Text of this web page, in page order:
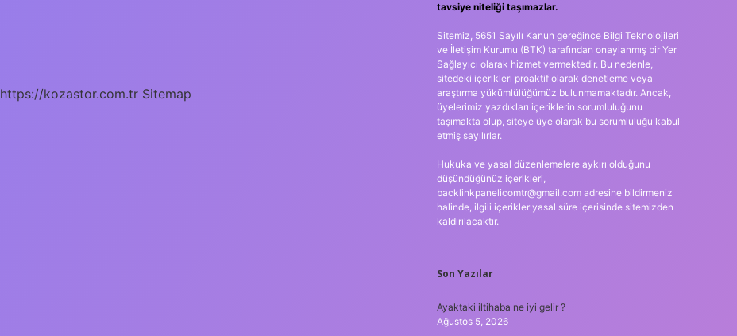
https://kozastor.com.tr Sitemap
tavsiye niteliği taşımazlar.
Sitemiz, 5651 Sayılı Kanun gereğince Bilgi Teknolojileri
ve İletişim Kurumu (BTK) tarafından onaylanmış bir Yer
Sağlayıcı olarak hizmet vermektedir. Bu nedenle,
sitedeki içerikleri proaktif olarak denetleme veya
araştırma yükümlülüğümüz bulunmamaktadır. Ancak,
üyelerimiz yazdıkları içeriklerin sorumluluğunu
taşımakta olup, siteye üye olarak bu sorumluluğu kabul
etmiş sayılırlar.
Hukuka ve yasal düzenlemelere aykırı olduğunu
düşündüğünüz içerikleri,
backlinkpanelicomtr@gmail.comadresine bildirmeniz
halinde, ilgili içerikler yasal süre içerisinde sitemizden
kaldırılacaktır.
Son Yazılar
Ayaktaki iltihaba ne iyi gelir ?
Ağustos 5, 2026